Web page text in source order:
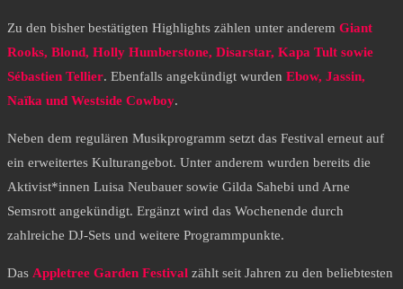
Zu den bisher bestätigten Highlights zählen unter anderem Giant
Rooks, Blond, Holly Humberstone, Disarstar, Kapa Tult sowie
Sébastien Tellier. Ebenfalls angekündigt wurden Ebow, Jassin,
Naïka und Westside Cowboy.
Neben dem regulären Musikprogramm setzt das Festival erneut auf
ein erweitertes Kulturangebot. Unter anderem wurden bereits die
Aktivist*innen Luisa Neubauer sowie Gilda Sahebi und Arne
Semsrott angekündigt. Ergänzt wird das Wochenende durch
zahlreiche DJ-Sets und weitere Programmpunkte.
Das Appletree Garden Festival zählt seit Jahren zu den beliebtesten